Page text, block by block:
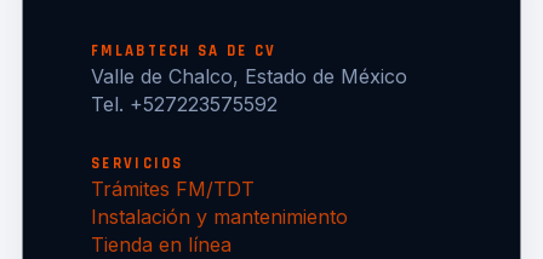
FMLABTECH SA DE CV
Valle de Chalco, Estado de México
Tel. +527223575592
SERVICIOS
Trámites FM/TDT
Instalación y mantenimiento
Tienda en línea